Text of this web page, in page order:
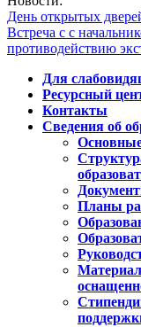
День открытых
Встреча с с
противодействию
Для
Ресурсный
Контакты
Сведения об
Планы